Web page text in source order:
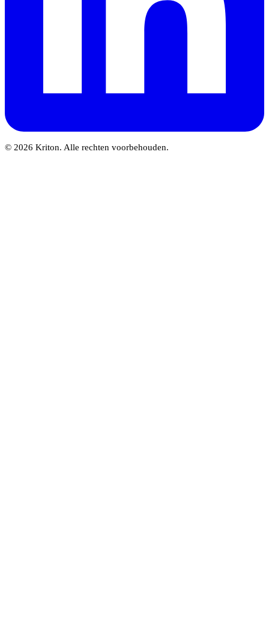
© 2026 Kriton. Alle rechten voorbehouden.